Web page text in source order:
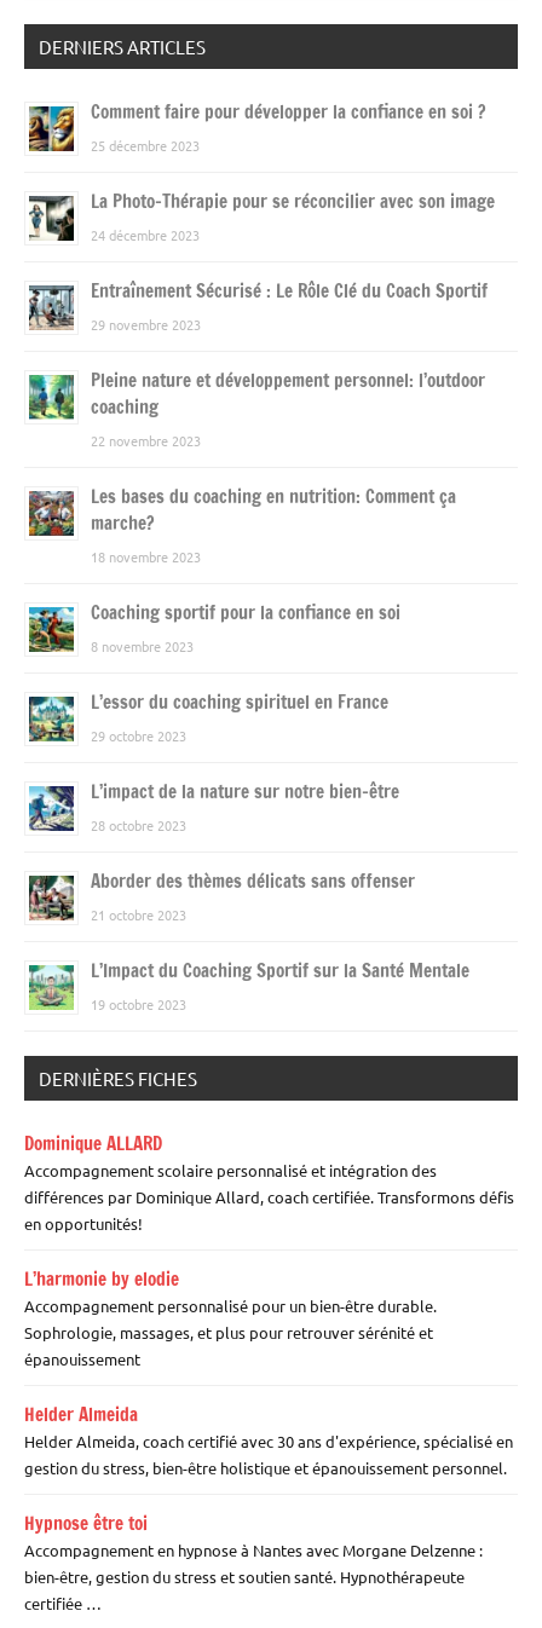
DERNIERS ARTICLES
Comment faire pour développer la confiance en soi ?
25 décembre 2023
La Photo-Thérapie pour se réconcilier avec son image
24 décembre 2023
Entraînement Sécurisé : Le Rôle Clé du Coach Sportif
29 novembre 2023
Pleine nature et développement personnel: l’outdoor
coaching
22 novembre 2023
Les bases du coaching en nutrition: Comment ça
marche?
18 novembre 2023
Coaching sportif pour la confiance en soi
8 novembre 2023
L’essor du coaching spirituel en France
29 octobre 2023
L’impact de la nature sur notre bien-être
28 octobre 2023
Aborder des thèmes délicats sans offenser
21 octobre 2023
L’Impact du Coaching Sportif sur la Santé Mentale
19 octobre 2023
DERNIÈRES FICHES
Dominique ALLARD
Accompagnement scolaire personnalisé et intégration des
différences par Dominique Allard, coach certifiée. Transformons défis
en opportunités!
L’harmonie by elodie
Accompagnement personnalisé pour un bien-être durable.
Sophrologie, massages, et plus pour retrouver sérénité et
épanouissement
Helder Almeida
Helder Almeida, coach certifié avec 30 ans d'expérience, spécialisé en
gestion du stress, bien-être holistique et épanouissement personnel.
Hypnose être toi
Accompagnement en hypnose à Nantes avec Morgane Delzenne :
bien-être, gestion du stress et soutien santé. Hypnothérapeute
certifiée …